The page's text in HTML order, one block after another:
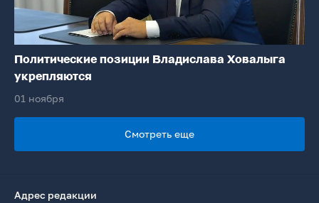
Политические позиции Владислава Ховалыга
укрепляются
01 ноября
Смотреть еще
Адрес редакции